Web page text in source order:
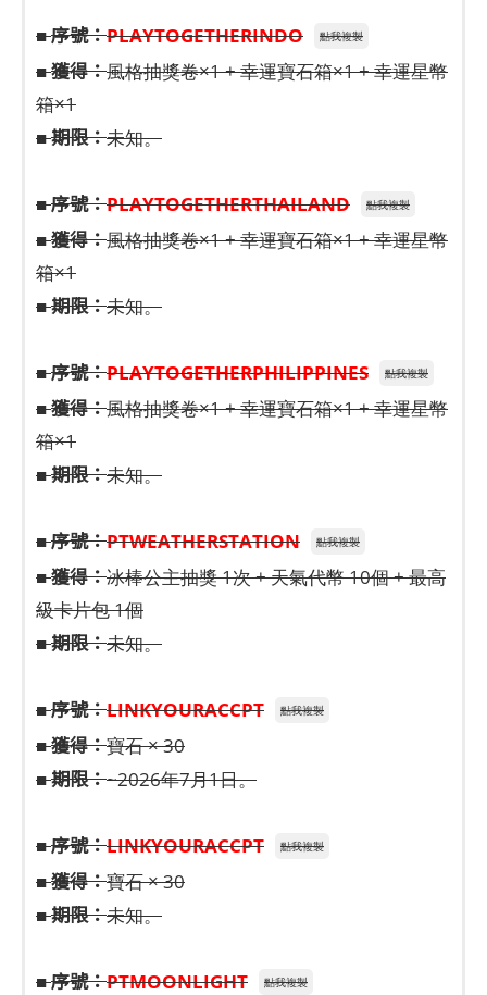
■序號：PLAYTOGETHERINDO 點我複製
■獲得：風格抽獎卷×1 + 幸運寶石箱×1 + 幸運星幣
箱×1
■期限：未知。
■序號：PLAYTOGETHERTHAILAND 點我複製
■獲得：風格抽獎卷×1 + 幸運寶石箱×1 + 幸運星幣
箱×1
■期限：未知。
■序號：PLAYTOGETHERPHILIPPINES 點我複製
■獲得：風格抽獎卷×1 + 幸運寶石箱×1 + 幸運星幣
箱×1
■期限：未知。
■序號：PTWEATHERSTATION 點我複製
■獲得：冰棒公主抽獎 1次 + 天氣代幣 10個 + 最高
級卡片包 1個
■期限：未知。
■序號：LINKYOURACCPT 點我複製
■獲得：寶石 × 30
■期限：~2026年7月1日。
■序號：LINKYOURACCPT 點我複製
■獲得：寶石 × 30
■期限：未知。
■序號：PTMOONLIGHT 點我複製